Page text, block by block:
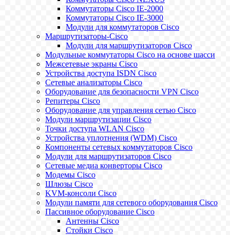
Коммутаторы Cisco IE-2000
Коммутаторы Cisco IE-3000
Модули для коммутаторов Cisco
Маршрутизаторы-Cisco
Модули для маршрутизаторов Cisco
Модульные коммутаторы Cisco на основе шасси
Межсетевые экраны Cisco
Устройства доступа ISDN Cisco
Сетевые анализаторы Cisco
Оборудование для безопасности VPN Cisco
Репитеры Cisco
Оборудование для управления сетью Cisco
Модули маршрутизации Cisco
Точки доступа WLAN Cisco
Устройства уплотнения (WDM) Cisco
Компоненты сетевых коммутаторов Cisco
Модули для маршрутизаторов Cisco
Сетевые медиа конверторы Cisco
Модемы Cisco
Шлюзы Cisco
KVM-консоли Cisco
Модули памяти для сетевого оборудования Cisco
Пассивное оборудование Cisco
Антенны Cisco
Стойки Cisco